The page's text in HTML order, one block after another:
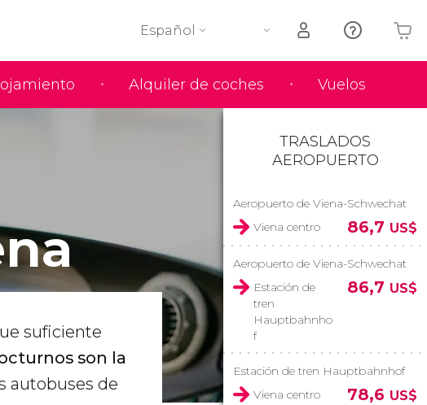
Alquiler de coches Vuelos
Español
Tu carrito está vacío
suficiente
son la
autobuses de
TRASLADOS
AEROPUERTO
Aeropuerto de Viena-Schwechat
Viena centro
86,7 US$
Aeropuerto de Viena-Schwechat
Estación de
tren
Hauptbahnho
f
86,7 US$
Estación de tren Hauptbahnhof
Viena centro
78,6 US$